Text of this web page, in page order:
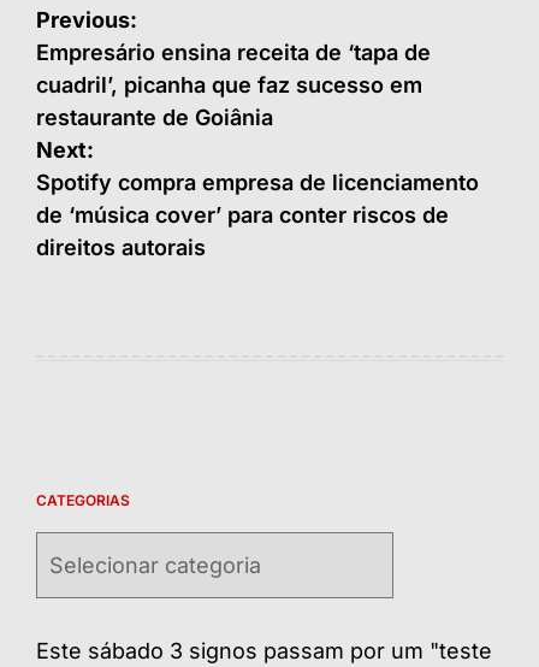
Navegação
de
Post
Previous:
Empresário ensina receita de ‘tapa de
cuadril’, picanha que faz sucesso em
restaurante de Goiânia
Next:
Spotify compra empresa de licenciamento
de ‘música cover’ para conter riscos de
direitos autorais
CATEGORIAS
Este sábado 3 signos passam por um "teste